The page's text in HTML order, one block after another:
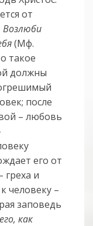
от
Возлюби
(Мф.
такое
должны
после
– любовь
его от
греха и
человеку –
заповедь
как